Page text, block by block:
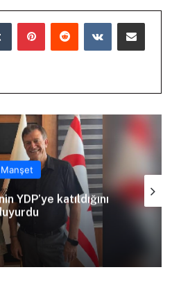
Tumblr PinterestReddit VKontakteE-Posta ile paylaş
Kızılbaş Parkı önünde
çalışması: Şht. Ecvet
trafiğe